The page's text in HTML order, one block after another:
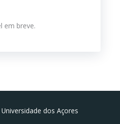
em breve.
dos Açores
Portal da UAc